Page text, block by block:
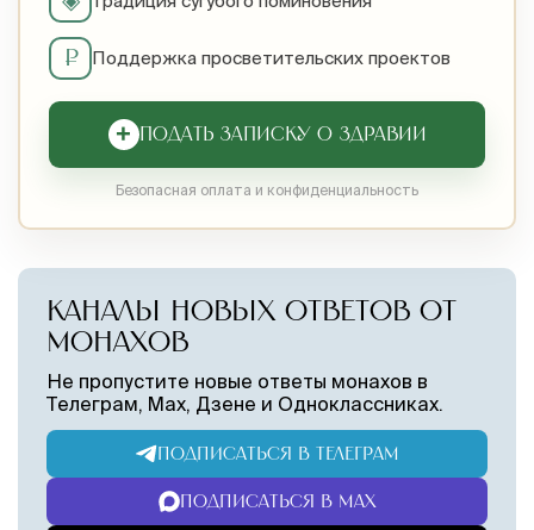
₽ Поддержка просветительских проектов
+ ПОДАТЬ ЗАПИСКУ О ЗДРАВИИ
Безопасная оплата и конфиденциальность
КАНАЛЫ НОВЫХ ОТВЕТОВ ОТ
МОНАХОВ
Не пропустите новые ответы монахов в
Телеграм, Max, Дзене и Одноклассниках.
ПОДПИСАТЬСЯ В ТЕЛЕГРАМ
ПОДПИСАТЬСЯ В MAX